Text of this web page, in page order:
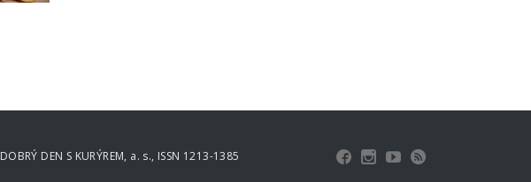
DOBRÝ DEN S KURÝREM, a. s., ISSN 1213-1385